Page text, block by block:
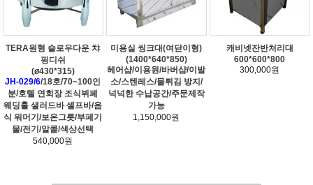
TERA원형 슬로우다운 챠
핑디쉬
(ø430*315)
JH-029/6/18호/70~100인
분/호텔 연회장 조식뷔페
웨딩홀 샐러드바 셀프바/음
식 워머기/보온그릇/부페기
물/전기/알콜/색상선택
540,000원
미용실 씽크대(여닫이형)
(1400*640*850)
헤어샵/이용원/바버샵/이발
소/스텐레스/물튀김 방지/
넉넉한 수납공간/주문제작
가능
1,150,000원
캐비넷잔반처리대
600*600*800
300,000원